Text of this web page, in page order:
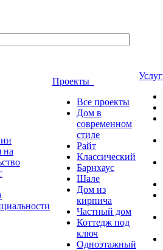
на
Проекты
Все проекты
Дом в
современном
стиле
Райт
Классический
Барнхаус
Шале
Дом из
кирпича
Частный дом
Коттедж под
ключ
Одноэтажный